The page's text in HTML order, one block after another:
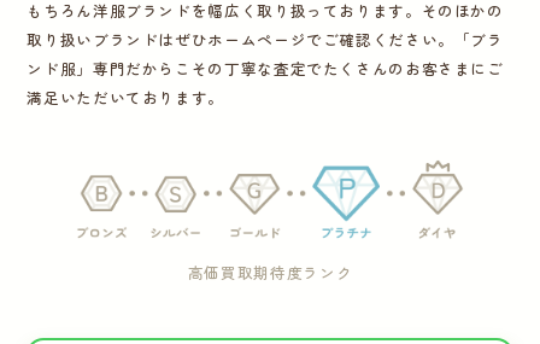
もちろん洋服ブランドを幅広く取り扱っております。そのほかの
取り扱いブランドはぜひホームページでご確認ください。「ブラ
ンド服」専門だからこその丁寧な査定でたくさんのお客さまにご
満足いただいております。
高価買取期待度ランク